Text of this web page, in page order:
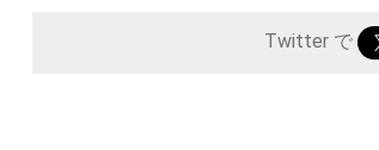
Twitter で